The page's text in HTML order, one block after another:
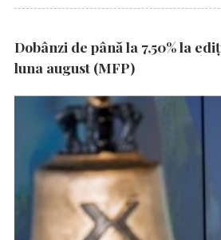
Dobânzi de până la 7,50% la
luna august (MFP)